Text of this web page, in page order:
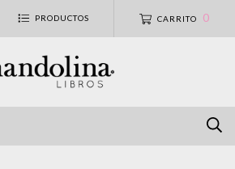
PRODUCTOS CARRITO 0